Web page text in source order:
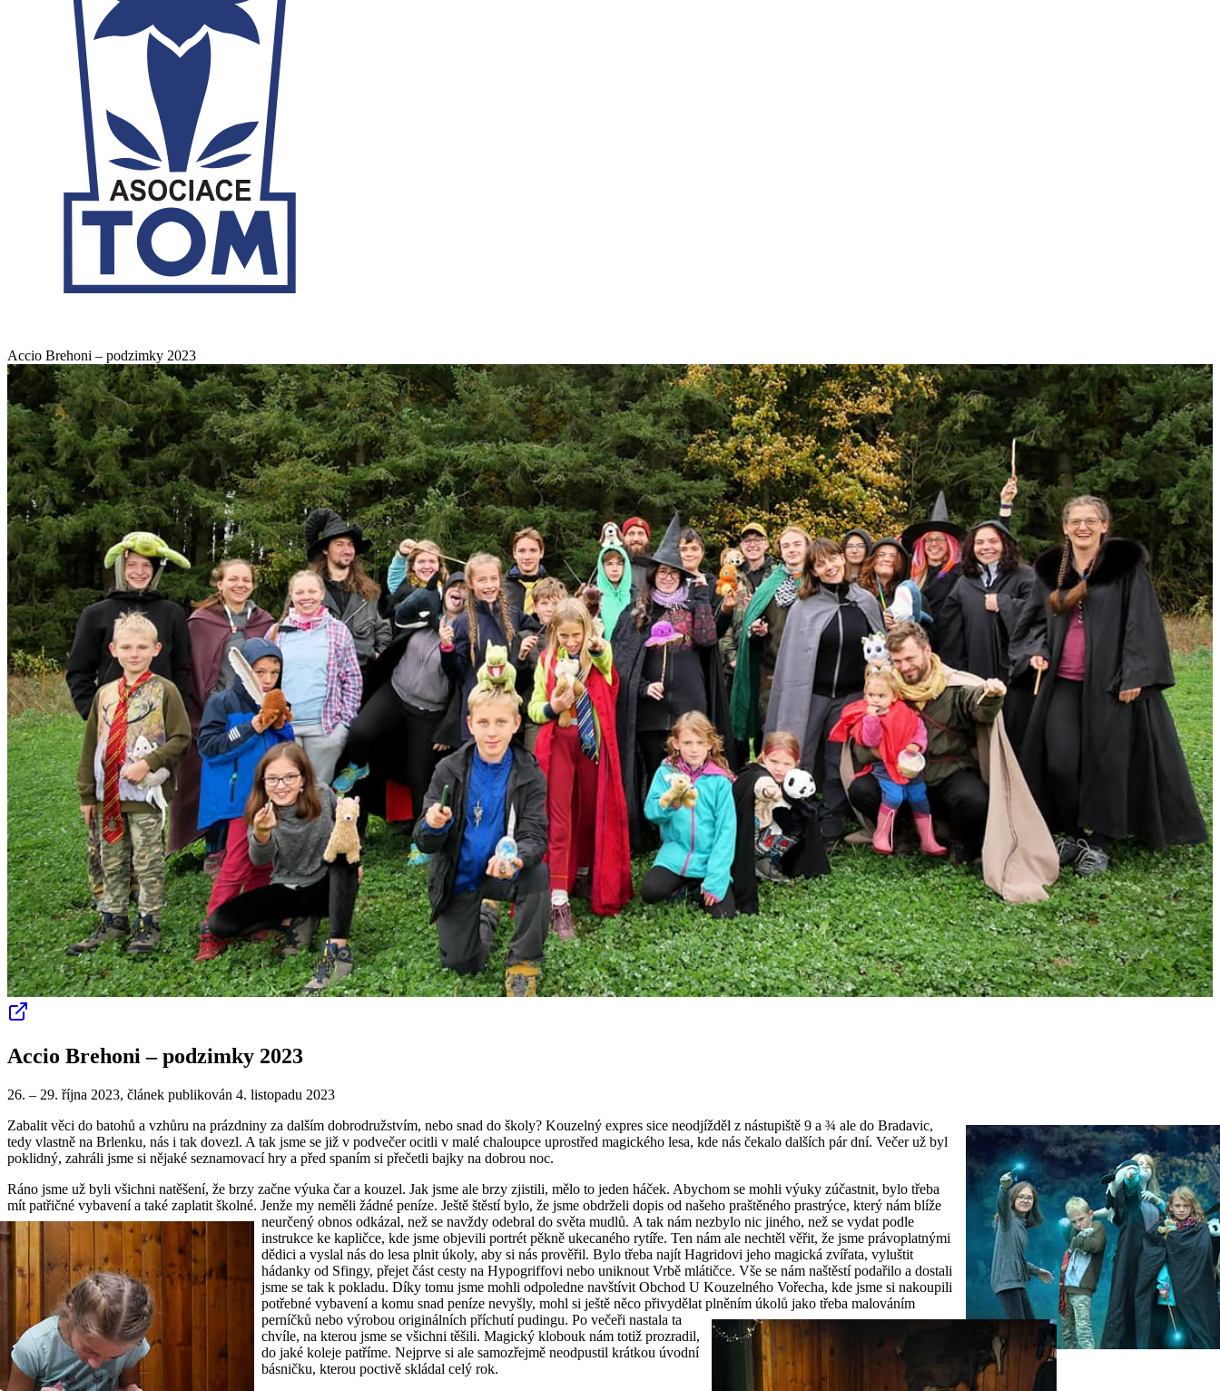
Accio Brehoni ⁠– podzimky 2023
Accio Brehoni ⁠– podzimky 2023
26. – 29. října 2023, článek publikován 4. listopadu 2023
Zabalit věci do batohů a vzhůru na prázdniny za dalším dobrodružstvím, nebo snad do školy? Kouzelný expres sice neodjížděl z nástupiště 9 a ¾ ale do Bradavic,
tedy vlastně na Brlenku, nás i tak dovezl. A tak jsme se již v podvečer ocitli v malé chaloupce uprostřed magického lesa, kde nás čekalo dalších pár dní. Večer už byl
poklidný, zahráli jsme si nějaké seznamovací hry a před spaním si přečetli bajky na dobrou noc.
Ráno jsme už byli všichni natěšení, že brzy začne výuka čar a kouzel. Jak jsme ale brzy zjistili, mělo to jeden háček. Abychom se mohli výuky zúčastnit, bylo třeba
mít patřičné vybavení a také zaplatit školné. Jenže my neměli žádné peníze. Ještě štěstí bylo, že jsme obdrželi dopis od našeho praštěného prastrýce, který nám blíže
neurčený obnos odkázal, než se navždy odebral do světa mudlů. A tak nám nezbylo nic jiného, než se vydat podle
instrukce ke kapličce, kde jsme objevili portrét pěkně ukecaného rytíře. Ten nám ale nechtěl věřit, že jsme právoplatnými
dědici a vyslal nás do lesa plnit úkoly, aby si nás prověřil. Bylo třeba najít Hagridovi jeho magická zvířata, vyluštit
hádanky od Sfingy, přejet část cesty na Hypogriffovi nebo uniknout Vrbě mlátičce. Vše se nám naštěstí podařilo a dostali
jsme se tak k pokladu. Díky tomu jsme mohli odpoledne navštívit Obchod U Kouzelného Vořecha, kde jsme si nakoupili
potřebné vybavení a komu snad peníze nevyšly, mohl si ještě něco přivydělat plněním úkolů jako třeba malováním
perníčků nebo výrobou originálních příchutí pudingu. Po večeři nastala ta
chvíle, na kterou jsme se všichni těšili. Magický klobouk nám totiž prozradil,
do jaké koleje patříme. Nejprve si ale samozřejmě neodpustil krátkou úvodní
básničku, kterou poctivě skládal celý rok.